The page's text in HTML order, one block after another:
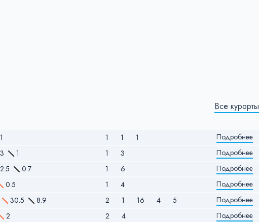
Все курорты
1 1 1 1 Подробнее
3 1 1 3 Подробнее
2.5 0.7 1 6 Подробнее
0.5 1 4 Подробнее
30.5 8.9 2 1 16 4 5 Подробнее
2 2 4 Подробнее